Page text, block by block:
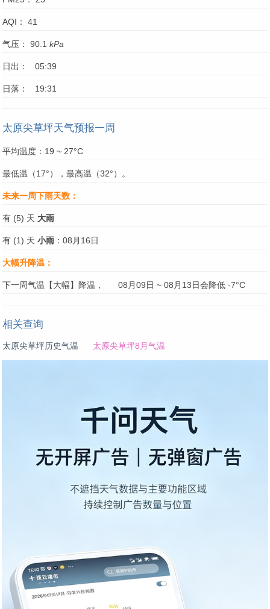
AQI： 41
气压： 90.1 kPa
日出： 05:39
日落： 19:31
太原尖草坪天气预报一周
平均温度：19 ~ 27°C
最低温（17°），最高温（32°）。
未来一周下雨天数：
有 (5) 天 大雨
有 (1) 天 小雨 ：08月16日
大幅升降温：
下一周气温【大幅】降温， 08月09日 ~ 08月13日会降低 -7°C
相关查询
太原尖草坪历史气温 太原尖草坪8月气温